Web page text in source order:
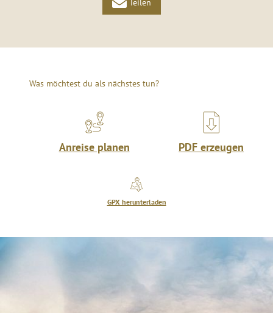
Was möchtest du als nächstes tun?
Anreise planen PDF erzeugen
GPX herunterladen